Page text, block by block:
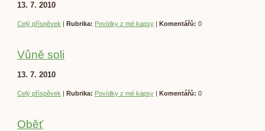
13. 7. 2010
Celý příspěvek | Rubrika: Povídky z mé kapsy | Komentářů: 0
Vůně soli
13. 7. 2010
Celý příspěvek | Rubrika: Povídky z mé kapsy | Komentářů: 0
Oběť